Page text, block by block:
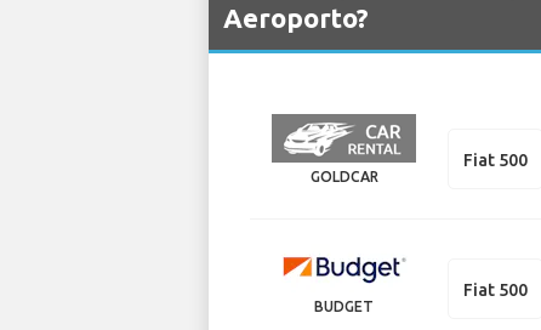
Aeroporto?
GOLDCAR
Fiat 500
BUDGET
Fiat 500